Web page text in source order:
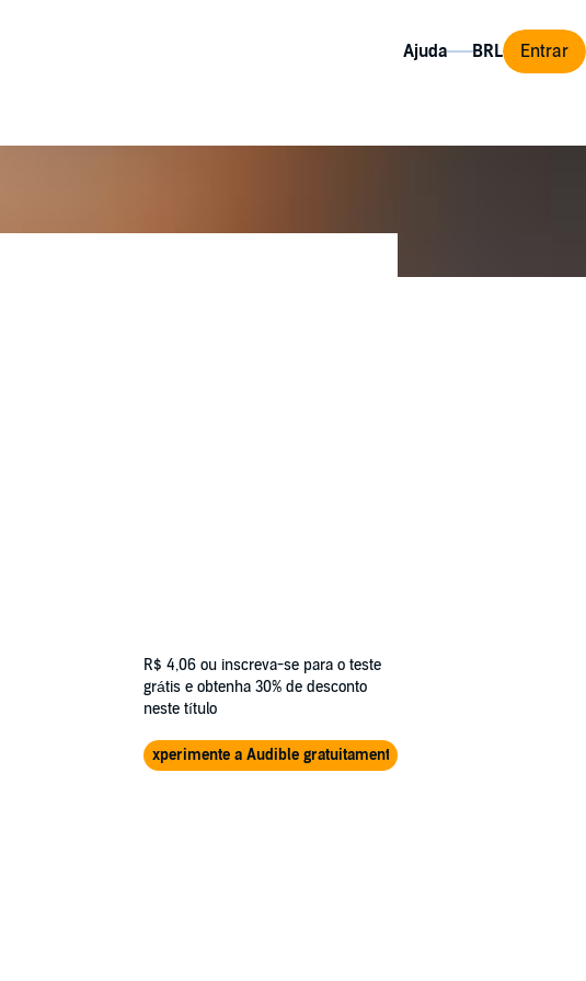
Ajuda Entrar
R$ 4,06 ou inscreva-se para o teste
grátis e obtenha 30% de desconto
neste título
Experimente a Audible gratuitamente